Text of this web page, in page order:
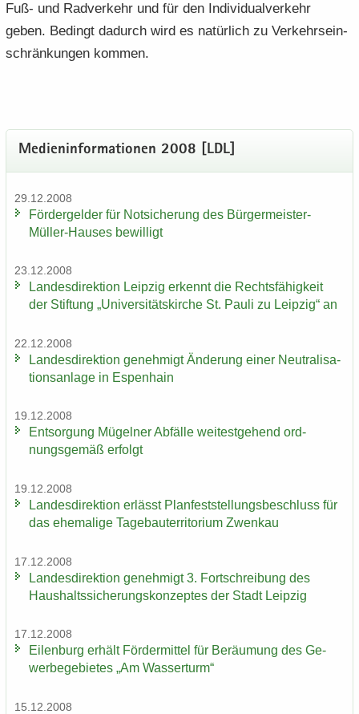
Fuß- und Rad­ver­kehr und für den In­di­vi­du­al­ver­kehr
geben. Be­dingt da­durch wird es na­tür­lich zu Ver­kehrs­ein­
schrän­kun­gen kom­men.
Me­di­en­in­for­ma­tio­nen 2008 [LDL]
29.12.2008
För­der­gel­der für Not­si­che­rung des Bürgermeister-​
Müller-Hauses be­wil­ligt
23.12.2008
Lan­des­di­rek­ti­on Leip­zig er­kennt die Rechts­fä­hig­keit
der Stif­tung „Uni­ver­si­täts­kir­che St. Pauli zu Leip­zig“ an
22.12.2008
Lan­des­di­rek­ti­on ge­neh­migt Än­de­rung einer Neu­tra­li­sa­
ti­ons­an­la­ge in Es­pen­hain
19.12.2008
Ent­sor­gung Mü­gel­ner Ab­fäl­le wei­test­ge­hend ord­
nungs­ge­mäß er­folgt
19.12.2008
Lan­des­di­rek­ti­on er­lässt Plan­fest­stel­lungs­be­schluss für
das ehe­ma­li­ge Ta­ge­bau­ter­ri­to­ri­um Zwenkau
17.12.2008
Lan­des­di­rek­ti­on ge­neh­migt 3. Fort­schrei­bung des
Haus­halts­si­che­rungs­kon­zep­tes der Stadt Leip­zig
17.12.2008
Ei­len­burg er­hält För­der­mit­tel für Be­räu­mung des Ge­
wer­be­ge­bie­tes „Am Was­ser­turm“
15.12.2008